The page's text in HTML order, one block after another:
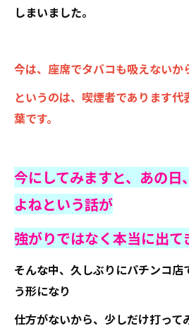
しまいました。
今は、座席でタバコも吸えないか
というのは、喫煙者であります
葉です。
今にしてみますと、あの日
よねという話が
強がりではなく本当に出て
そんな中、久しぶりにパチンコ店
う形になり
仕方がないから、少しだけ打って